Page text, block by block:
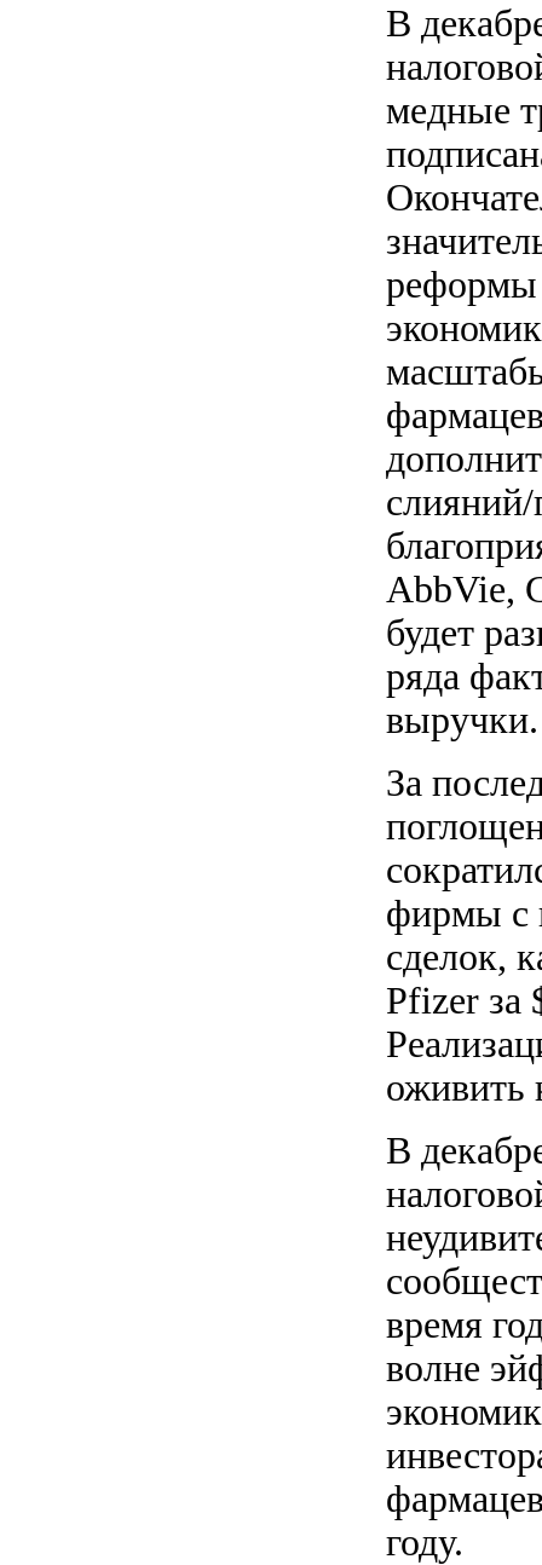
В
медные
реформы
AbbVie,
будет
ряда
выручки.
За
фирмы с
сделок,
Pfizer за
оживить
В
время
волне
году.